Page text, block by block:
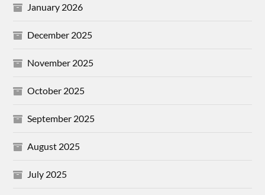
January 2026
December 2025
November 2025
October 2025
September 2025
August 2025
July 2025